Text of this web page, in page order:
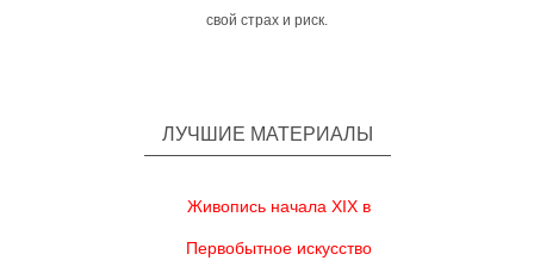
свой страх и риск.
ЛУЧШИЕ МАТЕРИАЛЫ
Живопись начала XIX в
Первобытное искусство